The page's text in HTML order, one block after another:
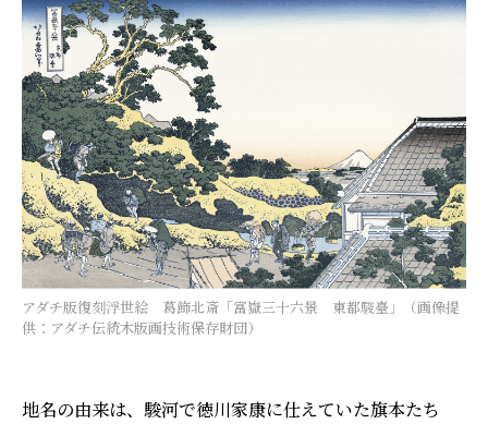
アダチ版復刻浮世絵 葛飾北斎「富嶽三十六景 東都駿臺」（画像提
供：アダチ伝統木版画技術保存財団）
地名の由来は、駿河で徳川家康に仕えていた旗本たち